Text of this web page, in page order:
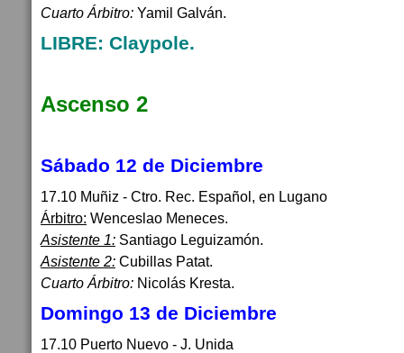
Cuarto Árbitro: Yamil Galván.
LIBRE: Claypole.
Ascenso 2
Sábado 12 de Diciembre
17.10 Muñiz - Ctro. Rec. Español, en Lugano
Árbitro: Wenceslao Meneces.
Asistente 1: Santiago Leguizamón.
Asistente 2: Cubillas Patat.
Cuarto Árbitro: Nicolás Kresta.
Domingo 13 de Diciembre
17.10 Puerto Nuevo - J. Unida